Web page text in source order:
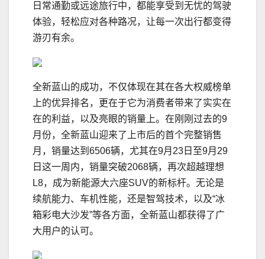
日常通勤或远途旅行中，都能享受到无忧的驾驶
体验，轻松应对各种路况，让每一次出行都变得
游刃有余。
全新蓝山的成功，不仅体现在其在各大权威榜单
上的优异排名，更在于它为消费者带来了实实在
在的利益，以及亮眼的销量上。在刚刚过去的9
月份，全新蓝山迎来了上市后的首个完整销售
月，销量达到6506辆，尤其在9月23日至9月29
日这一周内，销量突破2068辆，再次超越理想
L8，成为新能源大六座SUV的新标杆。无论是
续航能力、车机性能，还是智驾技术，以及“冰
箱彩电大沙发”等各方面，全新蓝山都获得了广
大用户的认可。